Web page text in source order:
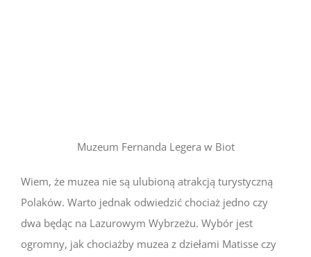
Muzeum Fernanda Legera w Biot
Wiem, że muzea nie są ulubioną atrakcją turystyczną
Polaków. Warto jednak odwiedzić chociaż jedno czy
dwa będąc na Lazurowym Wybrzeżu. Wybór jest
ogromny, jak chociażby muzea z dziełami Matisse czy